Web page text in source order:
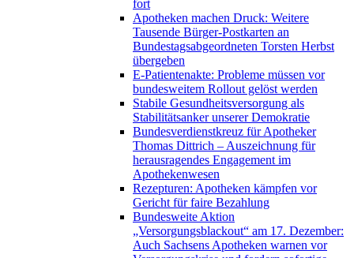
fort
Apotheken machen Druck: Weitere
Tausende Bürger-Postkarten an
Bundestagsabgeordneten Torsten Herbst
übergeben
E-Patientenakte: Probleme müssen vor
bundesweitem Rollout gelöst werden
Stabile Gesundheitsversorgung als
Stabilitätsanker unserer Demokratie
Bundesverdienstkreuz für Apotheker
Thomas Dittrich – Auszeichnung für
herausragendes Engagement im
Apothekenwesen
Rezepturen: Apotheken kämpfen vor
Gericht für faire Bezahlung
Bundesweite Aktion
„Versorgungsblackout“ am 17. Dezember:
Auch Sachsens Apotheken warnen vor